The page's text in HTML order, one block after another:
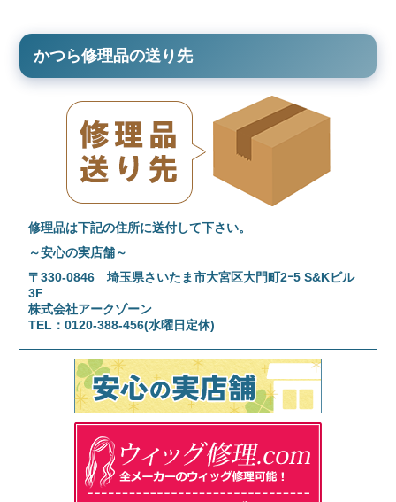
かつら修理品の送り先
修理品は下記の住所に送付して下さい。
～安心の実店舗～
〒330-0846 埼玉県さいたま市大宮区大門町2ｰ5 S&Kビル
3F
株式会社アークゾーン
TEL：0120-388-456(水曜日定休)